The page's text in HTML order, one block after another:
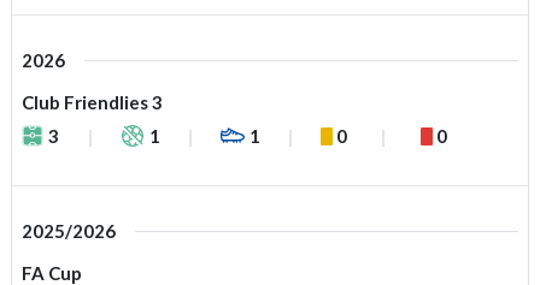
2026
Club Friendlies 3
3
1 1 0 0
2025/2026
FA Cup